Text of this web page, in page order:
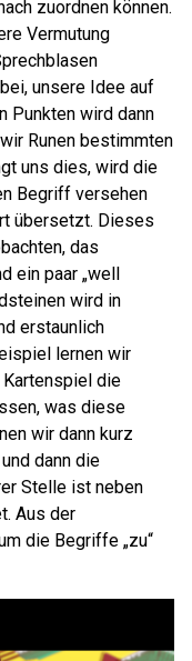
zuordnen können.
Vermutung
unsere Idee auf
Punkten wird dann
Runen bestimmten
uns dies, wird die
Begriff versehen
übersetzt. Dieses
das
ein paar „well
wird in
erstaunlich
lernen wir
die
was diese
wir dann kurz
dann die
Stelle ist neben
Aus der
die Begriffe „zu“